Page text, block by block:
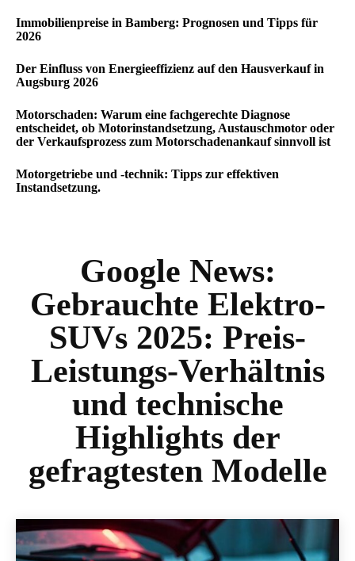
Immobilienpreise in Bamberg: Prognosen und Tipps für
2026
Der Einfluss von Energieeffizienz auf den Hausverkauf in
Augsburg 2026
Motorschaden: Warum eine fachgerechte Diagnose
entscheidet, ob Motorinstandsetzung, Austauschmotor oder
der Verkaufsprozess zum Motorschadenankauf sinnvoll ist
Motorgetriebe und -technik: Tipps zur effektiven
Instandsetzung.
Google News:
Gebrauchte Elektro-
SUVs 2025: Preis-
Leistungs-Verhältnis
und technische
Highlights der
gefragtesten Modelle